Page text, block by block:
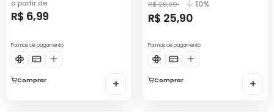
a partir de
R$ 6,99
Formas de pagamento
Comprar +
R$ 28,90 10%
R$ 25,90
Formas de pagamento
Comprar +